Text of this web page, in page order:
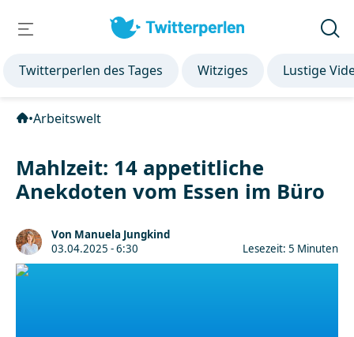
Twitterperlen des Tages Witziges Lustige
•Arbeitswelt
Mahlzeit: 14 appetitliche
Anekdoten vom Essen im Büro
Von Manuela Jungkind
03.04.2025 - 6:30
Lesezeit: 5 Minuten